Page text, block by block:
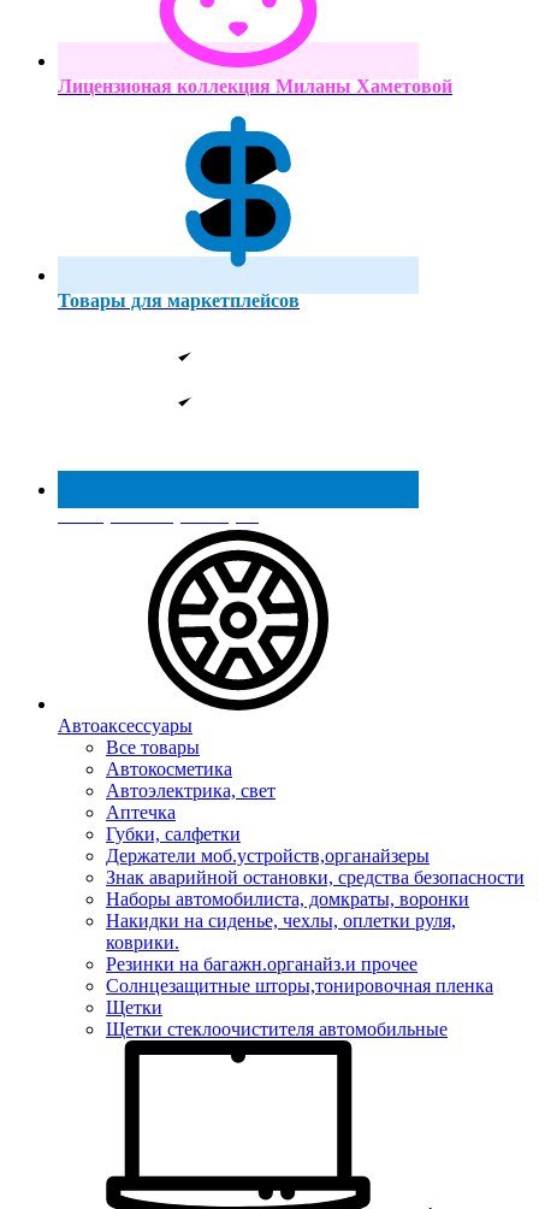
Лицензионая коллекция Миланы Хаметовой
Товары для маркетплейсов
Реестр МинПромТорга
Автоаксессуары
Все товары
Автокосметика
Автоэлектрика, свет
Аптечка
Губки, салфетки
Держатели моб.устройств,органайзеры
Знак аварийной остановки, средства безопасности
Наборы автомобилиста, домкраты, воронки
Накидки на сиденье, чехлы, оплетки руля,
коврики.
Резинки на багажн.органайз.и прочее
Солнцезащитные шторы,тонировочная пленка
Щетки
Щетки стеклоочистителя автомобильные